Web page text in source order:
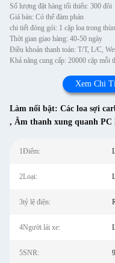
Số lượng đặt hàng tối thiểu: 300 đôi
Giá bán: Có thể đàm phán
Thời gian giao hàng: 40-50 ngày
Điều khoản thanh toán: T/T, L/C,
Khả năng cung cấp: 20000 cặp mỗi
Xem Chi
Làm nổi bật: Các loa sợi
, Âm thanh xung quanh
1Điểm:
2Loại:
3tỷ lệ điện:
4Người lái xe:
5SNR: